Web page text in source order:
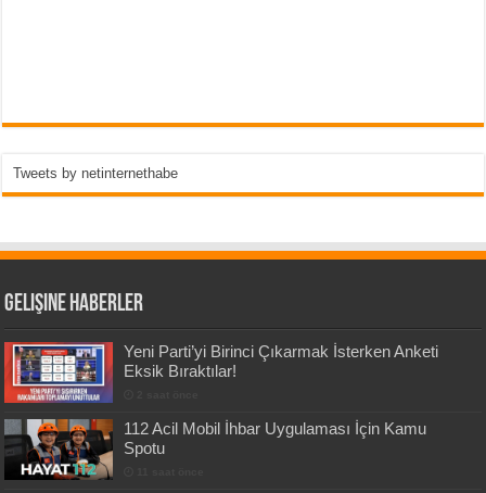
Tweets by netinternethabe
Gelişine Haberler
Yeni Parti’yi Birinci Çıkarmak İsterken Anketi
Eksik Bıraktılar!
112 Acil Mobil İhbar Uygulaması İçin Kamu
Spotu